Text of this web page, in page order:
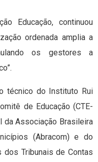
Educação, continuou
ordenada amplia a
os gestores a
técnico do Instituto Rui
de Educação (CTE-
da Associação Brasileira
(Abracom) e do
Tribunais de Contas